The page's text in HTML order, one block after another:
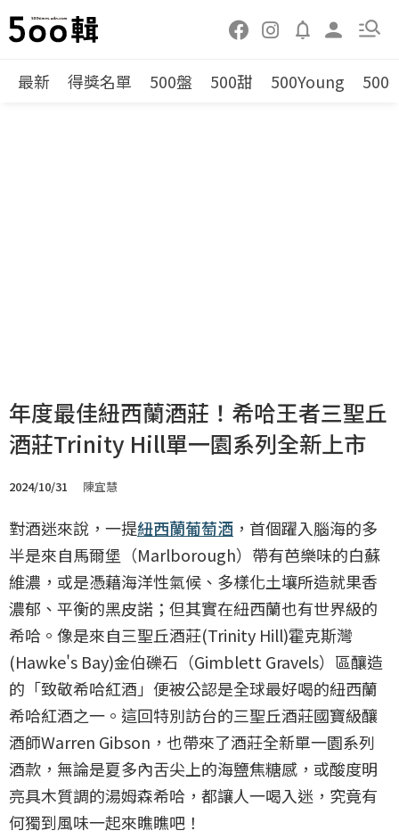
最新 得獎名單 500盤 500甜 500Young 500
年度最佳紐西蘭酒莊！希哈王者三聖丘
酒莊Trinity Hill單一園系列全新上市
2024/10/31 陳宜慧
對酒迷來說，一提紐西蘭葡萄酒 ，首個躍入腦海的多
半是來自馬爾堡（Marlborough）帶有芭樂味的白蘇
維濃，或是憑藉海洋性氣候、多樣化土壤所造就果香
濃郁、平衡的黑皮諾；但其實在紐西蘭也有世界級的
希哈。像是來自三聖丘酒莊(Trinity Hill)霍克斯灣
(Hawke's Bay)金伯礫石（Gimblett Gravels）區釀造
的「致敬希哈紅酒」便被公認是全球最好喝的紐西蘭
希哈紅酒之一。這回特別訪台的三聖丘酒莊國寶級釀
酒師Warren Gibson，也帶來了酒莊全新單一園系列
酒款，無論是夏多內舌尖上的海鹽焦糖感，或酸度明
亮具木質調的湯姆森希哈，都讓人一喝入迷，究竟有
何獨到風味一起來瞧瞧吧！